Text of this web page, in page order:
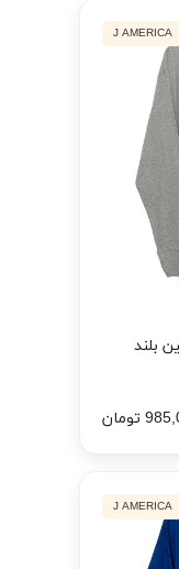
بلند
J AMERICA
تومان
J AMERICA